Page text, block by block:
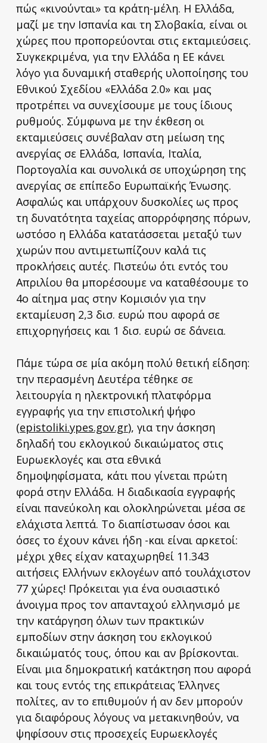
πώς «κινούνται» τα κράτη-μέλη. Η Ελλάδα,
μαζί με την Ισπανία και τη Σλοβακία, είναι οι
χώρες που προπορεύονται στις εκταμιεύσεις.
Συγκεκριμένα, για την Ελλάδα η ΕΕ κάνει
λόγο για δυναμική σταθερής υλοποίησης του
Εθνικού Σχεδίου «Ελλάδα 2.0» και μας
προτρέπει να συνεχίσουμε με τους ίδιους
ρυθμούς. Σύμφωνα με την έκθεση οι
εκταμιεύσεις συνέβαλαν στη μείωση της
ανεργίας σε Ελλάδα, Ισπανία, Ιταλία,
Πορτογαλία και συνολικά σε υποχώρηση της
ανεργίας σε επίπεδο Ευρωπαϊκής Ένωσης.
Ασφαλώς και υπάρχουν δυσκολίες ως προς
τη δυνατότητα ταχείας απορρόφησης πόρων,
ωστόσο η Ελλάδα κατατάσσεται μεταξύ των
χωρών που αντιμετωπίζουν καλά τις
προκλήσεις αυτές. Πιστεύω ότι εντός του
Απριλίου θα μπορέσουμε να καταθέσουμε το
4ο αίτημα μας στην Κομισιόν για την
εκταμίευση 2,3 δισ. ευρώ που αφορά σε
επιχορηγήσεις και 1 δισ. ευρώ σε δάνεια.
Πάμε τώρα σε μία ακόμη πολύ θετική είδηση:
την περασμένη Δευτέρα τέθηκε σε
λειτουργία η ηλεκτρονική πλατφόρμα
εγγραφής για την επιστολική ψήφο
(epistoliki.ypes.gov.gr), για την άσκηση
δηλαδή του εκλογικού δικαιώματος στις
Ευρωεκλογές και στα εθνικά
δημοψηφίσματα, κάτι που γίνεται πρώτη
φορά στην Ελλάδα. Η διαδικασία εγγραφής
είναι πανεύκολη και ολοκληρώνεται μέσα σε
ελάχιστα λεπτά. Το διαπίστωσαν όσοι και
όσες το έχουν κάνει ήδη -και είναι αρκετοί:
μέχρι χθες είχαν καταχωρηθεί 11.343
αιτήσεις Ελλήνων εκλογέων από τουλάχιστον
77 χώρες! Πρόκειται για ένα ουσιαστικό
άνοιγμα προς τον απανταχού ελληνισμό με
την κατάργηση όλων των πρακτικών
εμποδίων στην άσκηση του εκλογικού
δικαιώματός τους, όπου και αν βρίσκονται.
Είναι μια δημοκρατική κατάκτηση που αφορά
και τους εντός της επικράτειας Έλληνες
πολίτες, αν το επιθυμούν ή αν δεν μπορούν
για διαφόρους λόγους να μετακινηθούν, να
ψηφίσουν στις προσεχείς Ευρωεκλογές